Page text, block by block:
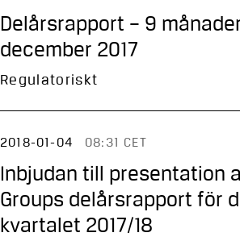
Delårsrapport – 9 månader
december 2017
Regulatoriskt
2018-01-04 08:31 CET
Inbjudan till presentation
Groups delårsrapport för
kvartalet 2017/18